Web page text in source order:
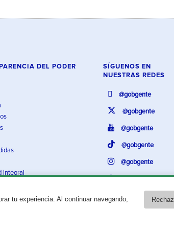
tu experiencia. Al continuar navegando,
DEL PODER
integral
SÍGUENOS EN
NUESTRAS REDES
@gobgente
@gobgente
@gobgente
@gobgente
@gobgente
@gobgente